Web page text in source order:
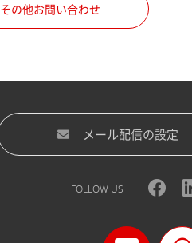
その他お問い合わせ
メール配信の設定
FOLLOW US